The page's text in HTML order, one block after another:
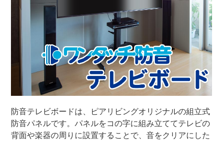
防音テレビボードは、ピアリビングオリジナルの組立式
防音パネルです。パネルをコの字に組み立ててテレビの
背面や楽器の周りに設置することで、音をクリアにした